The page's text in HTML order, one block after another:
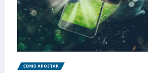
COMO APOSTAR